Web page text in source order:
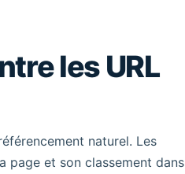
les URL
naturel. Les
page et son classement dans